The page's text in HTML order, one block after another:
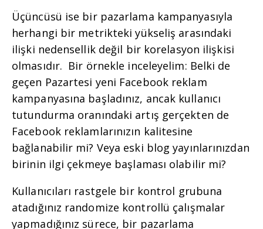
Üçüncüsü ise bir pazarlama kampanyasıyla
herhangi bir metrikteki yükseliş arasındaki
ilişki nedensellik değil bir korelasyon ilişkisi
olmasıdır. Bir örnekle inceleyelim: Belki de
geçen Pazartesi yeni Facebook reklam
kampanyasına başladınız, ancak kullanıcı
tutundurma oranındaki artış gerçekten de
Facebook reklamlarınızın kalitesine
bağlanabilir mi? Veya eski blog yayınlarınızdan
birinin ilgi çekmeye başlaması olabilir mi?
Kullanıcıları rastgele bir kontrol grubuna
atadığınız randomize kontrollü çalışmalar
yapmadığınız sürece, bir pazarlama